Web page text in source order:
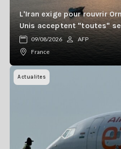
L'Iran exige pour rouvrir
Unis acceptent "toutes"
09/08/2026
AFP
France
Actualites